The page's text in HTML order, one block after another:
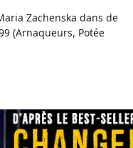
Zachenska dans de
(Arnaqueurs, Potée